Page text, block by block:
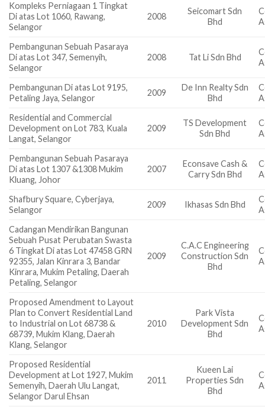
Kompleks Perniagaan 1 Tingkat
Di atas Lot 1060, Rawang,
Selangor
2008
Seicomart Sdn
Bhd
Pembangunan Sebuah Pasaraya
Di atas Lot 347, Semenyih,
Selangor
2008 Tat Li Sdn Bhd
Pembangunan Di atas Lot 9195,
Petaling Jaya, Selangor
2009
De Inn Realty Sdn
Bhd
Residential and Commercial
Development on Lot 783, Kuala
Langat, Selangor
2009
TS Development
Sdn Bhd
Pembangunan Sebuah Pasaraya
Di atas Lot 1307 &1308 Mukim
Kluang, Johor
2007
Econsave Cash &
Carry Sdn Bhd
Shafbury Square, Cyberjaya,
Selangor
2009 Ikhasas Sdn Bhd
Cadangan Mendirikan Bangunan
Sebuah Pusat Perubatan Swasta
6 Tingkat Di atas Lot 47458 GRN
92355, Jalan Kinrara 3, Bandar
Kinrara, Mukim Petaling, Daerah
Petaling, Selangor
2009
C.A.C Engineering
Construction Sdn
Bhd
Proposed Amendment to Layout
Plan to Convert Residential Land
to Industrial on Lot 68738 &
68739, Mukim Klang, Daerah
Klang, Selangor
2010
Park Vista
Development Sdn
Bhd
Proposed Residential
Development at Lot 1927, Mukim
Semenyih, Daerah Ulu Langat,
Selangor Darul Ehsan
2011
Kueen Lai
Properties Sdn
Bhd